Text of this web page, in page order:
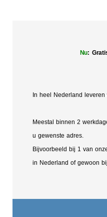
Nu:
In heel Nederland
Meestal binnen 2
u gewenste adres.
Bijvoorbeeld bij 1 van
in Nederland of gewoon